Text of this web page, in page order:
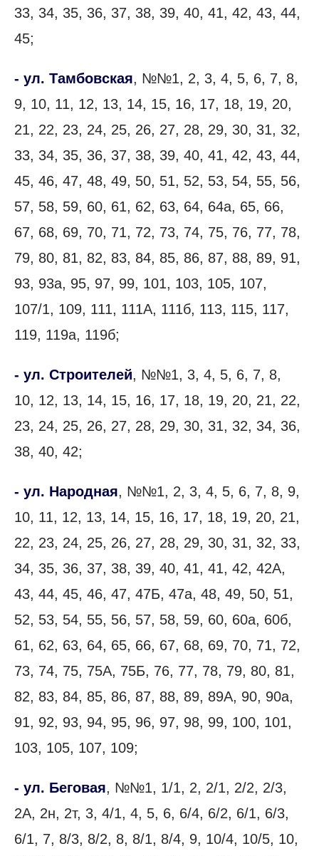
33, 34, 35, 36, 37, 38, 39, 40, 41, 42, 43, 44,
45;
- ул. Тамбовская, №№1, 2, 3, 4, 5, 6, 7, 8,
9, 10, 11, 12, 13, 14, 15, 16, 17, 18, 19, 20,
21, 22, 23, 24, 25, 26, 27, 28, 29, 30, 31, 32,
33, 34, 35, 36, 37, 38, 39, 40, 41, 42, 43, 44,
45, 46, 47, 48, 49, 50, 51, 52, 53, 54, 55, 56,
57, 58, 59, 60, 61, 62, 63, 64, 64а, 65, 66,
67, 68, 69, 70, 71, 72, 73, 74, 75, 76, 77, 78,
79, 80, 81, 82, 83, 84, 85, 86, 87, 88, 89, 91,
93, 93а, 95, 97, 99, 101, 103, 105, 107,
107/1, 109, 111, 111А, 111б, 113, 115, 117,
119, 119а, 119б;
- ул. Строителей, №№1, 3, 4, 5, 6, 7, 8,
10, 12, 13, 14, 15, 16, 17, 18, 19, 20, 21, 22,
23, 24, 25, 26, 27, 28, 29, 30, 31, 32, 34, 36,
38, 40, 42;
- ул. Народная, №№1, 2, 3, 4, 5, 6, 7, 8, 9,
10, 11, 12, 13, 14, 15, 16, 17, 18, 19, 20, 21,
22, 23, 24, 25, 26, 27, 28, 29, 30, 31, 32, 33,
34, 35, 36, 37, 38, 39, 40, 41, 41, 42, 42А,
43, 44, 45, 46, 47, 47Б, 47а, 48, 49, 50, 51,
52, 53, 54, 55, 56, 57, 58, 59, 60, 60а, 60б,
61, 62, 63, 64, 65, 66, 67, 68, 69, 70, 71, 72,
73, 74, 75, 75А, 75Б, 76, 77, 78, 79, 80, 81,
82, 83, 84, 85, 86, 87, 88, 89, 89А, 90, 90а,
91, 92, 93, 94, 95, 96, 97, 98, 99, 100, 101,
103, 105, 107, 109;
- ул. Беговая, №№1, 1/1, 2, 2/1, 2/2, 2/3,
2А, 2н, 2т, 3, 4/1, 4, 5, 6, 6/4, 6/2, 6/1, 6/3,
6/1, 7, 8/3, 8/2, 8, 8/1, 8/4, 9, 10/4, 10/5, 10,